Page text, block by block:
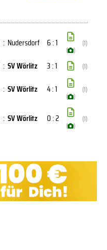
: Nudersdorf 6 : 1
( )
(1)
: SV Wörlitz 3 : 1 (1)
: SV Wörlitz 4 : 1
( )
(1)
: SV Wörlitz 0 : 2
( )
(1)